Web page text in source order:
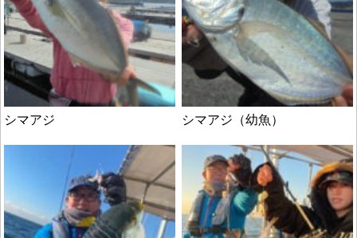
シマアジ シマアジ（幼魚）